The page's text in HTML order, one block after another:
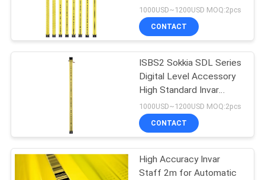
teleskopischer
Pfosten der
Kohlenstofffaser
11
Levelling Staff 2m
1000USD~1200USD MOQ:2pcs
CONTACT
ISBS2 Sokkia SDL Series
Digital Level Accessory
High Standard Invar
Leveling Rod Survey
Staff 2m
1000USD~1200USD MOQ:2pcs
CONTACT
High Accuracy Invar
Staff 2m for Automatic